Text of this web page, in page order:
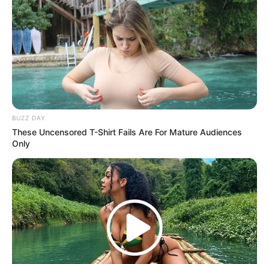
BUZZ DAY
These Uncensored T-Shirt Fails Are For Mature Audiences
Only